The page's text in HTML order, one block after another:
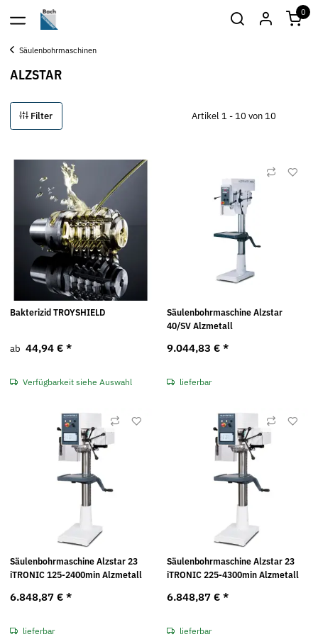
0
Säulenbohrmaschinen
ALZSTAR
Filter Artikel 1 - 10 von 10
Bakterizid TROYSHIELD
ab 44,94 € *
Verfügbarkeit siehe Auswahl
Säulenbohrmaschine Alzstar
40/SV Alzmetall
9.044,83 € *
lieferbar
Säulenbohrmaschine Alzstar 23
iTRONIC 125-2400min Alzmetall
6.848,87 € *
lieferbar
Säulenbohrmaschine Alzstar 23
iTRONIC 225-4300min Alzmetall
6.848,87 € *
lieferbar